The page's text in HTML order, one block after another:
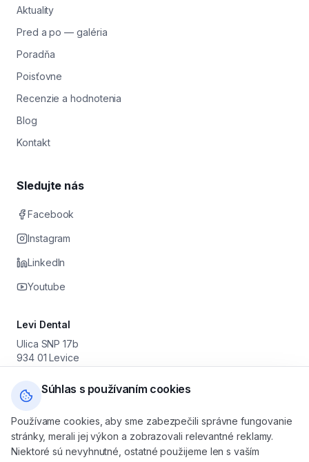
Aktuality
Pred a po — galéria
Poradňa
Poisťovne
Recenzie a hodnotenia
Blog
Kontakt
Sledujte nás
Facebook
Instagram
LinkedIn
Youtube
Levi Dental
Ulica SNP 17b
934 01 Levice
IČO: 55 630 251 · DIČ: 2122046179 · IČ DPH: SK2122046179
+421 905 616 800
levicedental@gmail.com
Po — Pia: 08:00 — 16:00
So — Ne: na objednávku
Súhlas s používaním cookies
Používame cookies, aby sme zabezpečili správne fungovanie
stránky, merali jej výkon a zobrazovali relevantné reklamy.
Niektoré sú nevyhnutné, ostatné použijeme len s vaším